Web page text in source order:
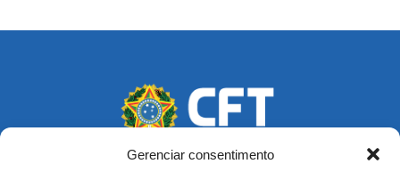
Gerenciar consentimento